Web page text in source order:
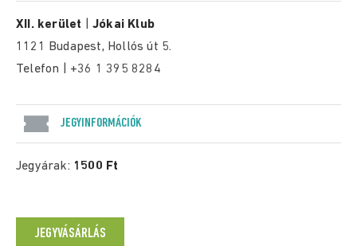
XII. kerület |Jókai Klub
1121 Budapest, Hollós út 5.
Telefon | +36 1 395 8284
JEGYINFORMÁCIÓK
Jegyárak: 1500 Ft
JEGYVÁSÁRLÁS